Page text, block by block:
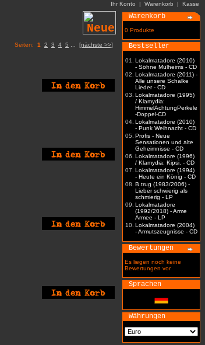
Ihr Konto | Warenkorb | Kasse
Seiten: 1 2 3 4 5 [nächste >>]
Warenkorb
0 Produkte
Bestseller
01.
Lokalmatadore (2010)
- Söhne Mülheims - CD
02. Lokalmatadore (2011) -
Alle unsere Schalke
Lieder - CD
03. Lokalmatadore (1995)
/ Klamydia:
HimmelAchtungPerkele
-Doppel-CD
04. Lokalmatadore (2010)
- Punk Weihnacht - CD
05. Profis - Neue
Sensationen und alte
Geheimnisse - CD
06. Lokalmatadore (1996)
/ Klamydia: Kipsi. - CD
07. Lokalmatadore (1994)
- Heute ein König - CD
08. B.trug (1983/2006) -
Lieber schwierig als
schmierig - LP
09. Lokalmatadore
(1992/2018) - Arme
Armee - LP
10. Lokalmatadore (2004)
- Armutszeugnisse - CD
Bewertungen
Es liegen noch keine
Bewertungen vor
Sprachen
Währungen